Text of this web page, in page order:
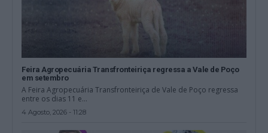
Feira Agropecuária Transfronteiriça regressa a Vale de Poço
em setembro
A Feira Agropecuária Transfronteiriça de Vale de Poço regressa
entre os dias 11 e...
4 Agosto, 2026 - 11:28